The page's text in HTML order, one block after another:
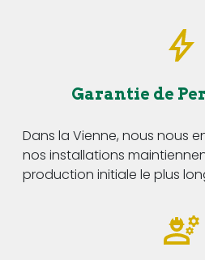
Garantie de
Dans la Vienne, nous nous
nos installations
production initiale le plus